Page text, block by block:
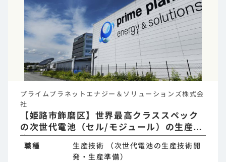
プライムプラネットエナジー＆ソリューションズ株式会
社
【姫路市飾磨区】世界最高クラススペック
の次世代電池（セル/モジュール）の生産技
術
職種
生産技術 （次世代電池の生産技術開
発・生産準備）